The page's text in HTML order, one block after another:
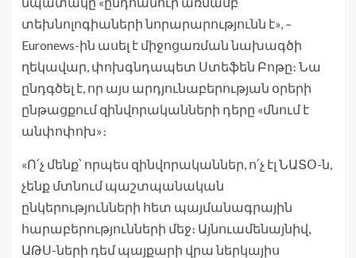
տեխնոլոգիաների նորարարությունն է», –
Euronews-ին ասել է միջոցառման նախագծի
ղեկավար, փոխգնդապետ Ստեֆեն Բոթը։ Նա
ընդգծել է, որ այս արդյունաբերության օրերի
ընթացքում զինվորականների դերը «մնում է
անփոփոխ»։
«Ո՛չ մենք՝ որպես զինվորականներ, ո՛չ էլ ՆԱՏՕ-ն,
չենք մտնում պաշտպանական
ընկերությունների հետ պայմանագրային
հարաբերությունների մեջ։ Այնուամենայնիվ,
ԱԹՍ-ների դեմ պայքարի վրա ներկայիս